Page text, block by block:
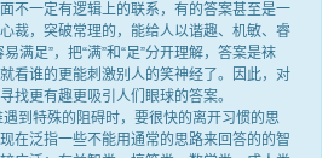
一定有逻辑上的联系，有的答案甚至是一
裁，突破常理的，能给人以谐趣、机敏、睿
满足”，把“满”和“足”分开理解，答案是袜
看谁的更能刺激别人的笑神经了。因此，对
找更有趣更吸引人们眼球的答案。
特殊的阻碍时，要很快的离开习惯的思
在泛指一些不能用通常的思路来回答的的智